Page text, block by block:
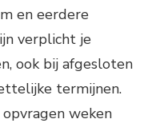
en eerdere
verplicht je
ook bij afgesloten
termijnen.
weken